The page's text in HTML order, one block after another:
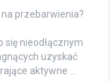
przebarwienia?
się nieodłącznym
uzyskać
aktywne …